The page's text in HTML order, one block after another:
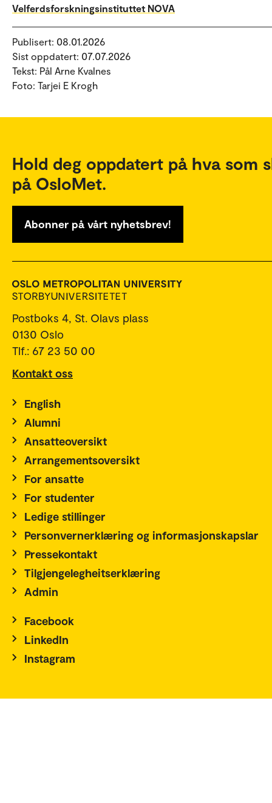
Velferdsforskningsinstituttet NOVA
Publisert: 08.01.2026
Sist oppdatert: 07.07.2026
Tekst: Pål Arne Kvalnes
Foto: Tarjei E Krogh
Hold deg oppdatert på hva som
på OsloMet.
Abonner på vårt nyhetsbrev!
Postboks 4, St. Olavs plass
0130 Oslo
Tlf.: 67 23 50 00
Kontakt oss
English
Alumni
Ansatteoversikt
Arrangementsoversikt
For ansatte
For studenter
Ledige stillinger
Personvernerklæring og informasjonskapslar
Pressekontakt
Tilgjengelegheitserklæring
Admin
Facebook
LinkedIn
Instagram